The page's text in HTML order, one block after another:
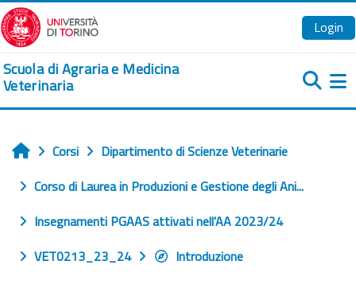
Vai al contenuto principale
Login
Scuola di Agraria e Medicina
Veterinaria
Home
Corsi
Dipartimento di Scienze Veterinarie
Corso di Laurea in Produzioni e Gestione degli Ani...
Insegnamenti PGAAS attivati nell'AA 2023/24
VET0213_23_24
Introduzione